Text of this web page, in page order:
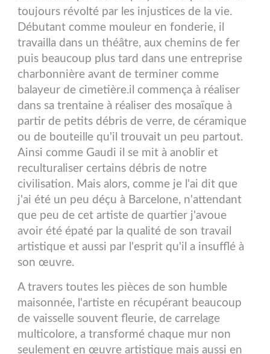
toujours révolté par les injustices de la vie.
Débutant comme mouleur en fonderie, il
travailla dans un théâtre, aux chemins de fer
puis beaucoup plus tard dans une entreprise
charbonnière avant de terminer comme
balayeur de cimetière.il commença à réaliser
dans sa trentaine à réaliser des mosaïque à
partir de petits débris de verre, de céramique
ou de bouteille qu'il trouvait un peu partout.
Ainsi comme Gaudi il se mit à anoblir et
reculturaliser certains débris de notre
civilisation. Mais alors, comme je l'ai dit que
j'ai été un peu déçu à Barcelone, n'attendant
que peu de cet artiste de quartier j'avoue
avoir été épaté par la qualité de son travail
artistique et aussi par l'esprit qu'il a insufflé à
son œuvre.
A travers toutes les pièces de son humble
maisonnée, l'artiste en récupérant beaucoup
de vaisselle souvent fleurie, de carrelage
multicolore, a transformé chaque mur non
seulement en œuvre artistique mais aussi en